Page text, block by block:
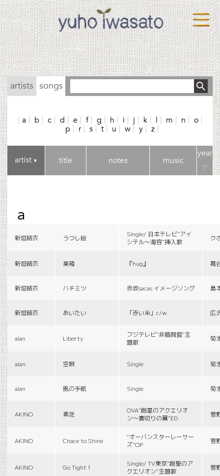
artists songs
a b c d e f g h i j k l m n
o
p
r s t u w y z
artist▼ title notes music
year
▽
a
新垣結衣 うつし絵
Single/ 日本テレビ“アイ
シテル〜海容”挿入歌
ク
新垣結衣 巣箱 『hug』 葛
新垣結衣 ハチミツ 赤坂sacas イメージソング 島
新垣結衣 あいたい 「赤い糸」c/w 広
alan Liberty
フジテレビ“非婚同盟”主
題歌
菊
alan 空唄 Single 菊
alan 風の手紙 Single 菊
AKINO 素足
OVA“創星のアクエリオ
ン〜裏切りの翼”ED
菅
AKINO Chace to Shine
“オーバンスターレーサー
ズ”OP
菅
AKINO Go Tight！
Single/ TV東京“創聖のア
クエリオン”主題歌
菅